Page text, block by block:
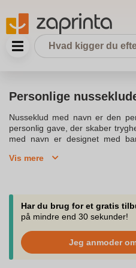
Personlige
Nusseklud med navn er den
personlig gave, der skaber
med navn er designet med
personlig nusseklud. Disse
sutteklude, kan du vælge den
barnets liv.Disse produkter er
nyfødte, da de kan
vask, hvilket er altafgørende for
nemt vaskes og trøster barnet
kig på vores udvalg af søde
Vis mere
Har du brug for et gratis
på mindre end 30 sekunder!
Jeg anmoder